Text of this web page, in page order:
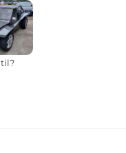
Full HD (30 fps)
900/1800/1900 MHz
850/900/1700/1900/2100 MHz